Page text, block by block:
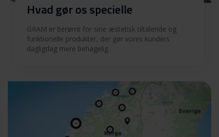
Hvad gør os specielle
GRAM er berømt for sine æstetisk tiltalende og
funktionelle produkter, der gør vores kunders
dagligdag mere behagelig.